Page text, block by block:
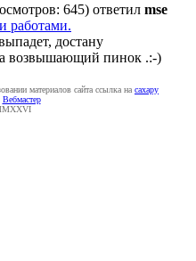
645) ответил mse
работами.
достану
возвышающий пинок .:-)
материалов сайта ссылка на caxapу
Вебмастер